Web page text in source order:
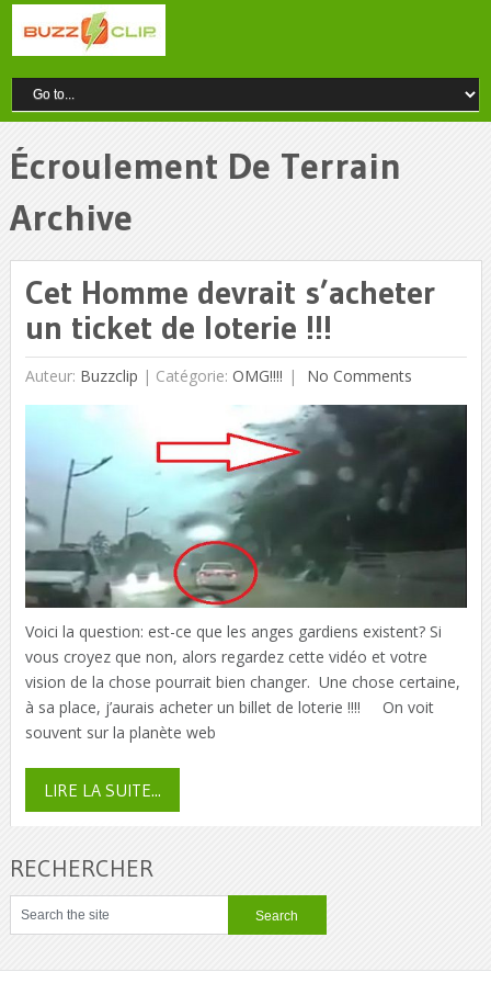
Écroulement De Terrain
Archive
Cet Homme devrait s’acheter
un ticket de loterie !!!
Auteur: Buzzclip | Catégorie: OMG!!!! No Comments
Voici la question: est-ce que les anges gardiens existent? Si
vous croyez que non, alors regardez cette vidéo et votre
vision de la chose pourrait bien changer. Une chose certaine,
à sa place, j’aurais acheter un billet de loterie !!!! On voit
souvent sur la planète web
LIRE LA SUITE...
RECHERCHER